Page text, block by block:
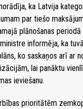
ka Latvija
par tiešo
plānošanas
informēja, ka
ko saskaņos arī ar
lai panāktu
ieviešanu.
prioritātēm